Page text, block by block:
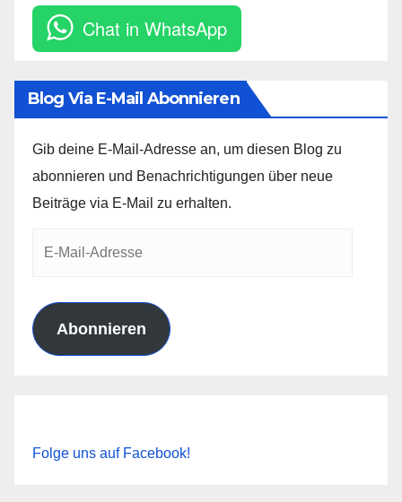
Chat in WhatsApp
Blog Via E-Mail Abonnieren
Gib deine E-Mail-Adresse an, um diesen Blog zu
abonnieren und Benachrichtigungen über neue
Beiträge via E-Mail zu erhalten.
Abonnieren
Folge uns auf Facebook!